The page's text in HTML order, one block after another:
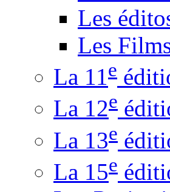
Les
Les
La 11e
La 12e
La 13e
La 15e